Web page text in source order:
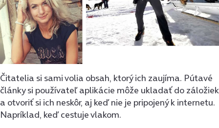
Čitatelia si sami volia obsah, ktorý ich zaujíma. Pútavé
články si používateľ aplikácie môže ukladať do záložiek
a otvoriť si ich neskôr, aj keď nie je pripojený k internetu.
Napríklad, keď cestuje vlakom.